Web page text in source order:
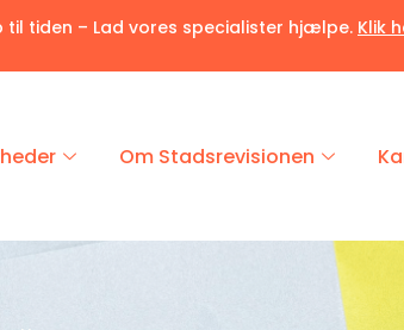
til tiden – Lad vores specialister hjælpe. Klik
Om Stadsrevisionen